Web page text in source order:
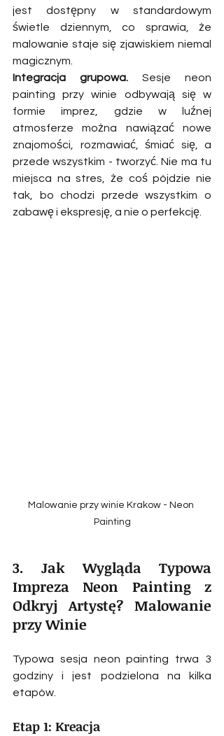
jest dostępny w standardowym
świetle dziennym, co sprawia, że
malowanie staje się zjawiskiem niemal
magicznym.
Integracja grupowa. Sesje neon
painting przy winie odbywają się w
formie imprez, gdzie w luźnej
atmosferze można nawiązać nowe
znajomości, rozmawiać, śmiać się, a
przede wszystkim - tworzyć. Nie ma tu
miejsca na stres, że coś pójdzie nie
tak, bo chodzi przede wszystkim o
zabawę i ekspresję, a nie o perfekcję.
Malowanie przy winie Krakow - Neon
Painting
3. Jak Wygląda Typowa
Impreza Neon Painting z
Odkryj Artystę? Malowanie
przy Winie
Typowa sesja neon painting trwa 3
godziny i jest podzielona na kilka
etapów.
Etap 1: Kreacja